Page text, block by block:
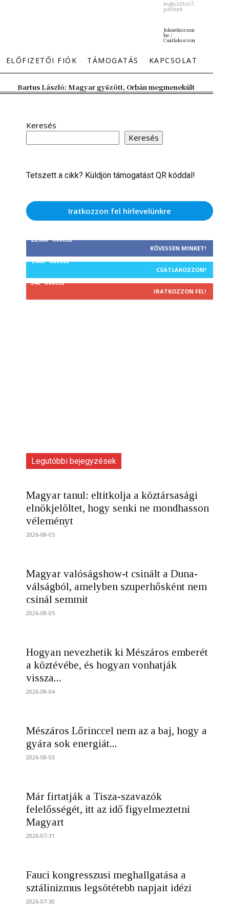
augusztus7,
péntek
Jelentkezzen
be /
Csatlakozzon
ELŐFIZETŐI FIÓK TÁMOGATÁS KAPCSOLAT
Bartus László: Magyar győzött, Orbán megmenekült
Keresés
Keresés
Tetszett a cikk? Küldjön támogatást QR kóddal!
Iratkozzon fel hírlevelünkre
25,000 Követő
KÖVESSEN MINKET!
1,000 Követő
CSATLAKOZZON!
340 Követő
IRATKOZZON FEL!
Legutóbbi bejegyzések
Magyar tanul: eltitkolja a köztársasági
elnökjelöltet, hogy senki ne mondhasson
véleményt
2026-08-05
Magyar valóságshow-t csinált a Duna-
válságból, amelyben szuperhősként nem
csinál semmit
2026-08-05
Hogyan nevezhetik ki Mészáros emberét
a köztévébe, és hogyan vonhatják
vissza...
2026-08-04
Mészáros Lőrinccel nem az a baj, hogy a
gyára sok energiát...
2026-08-03
Már firtatják a Tisza-szavazók
felelősségét, itt az idő figyelmeztetni
Magyart
2026-07-31
Fauci kongresszusi meghallgatása a
sztálinizmus legsötétebb napjait idézi
2026-07-30